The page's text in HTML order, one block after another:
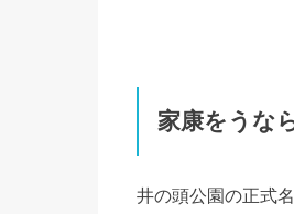
家康をうな
井の頭公園の正式